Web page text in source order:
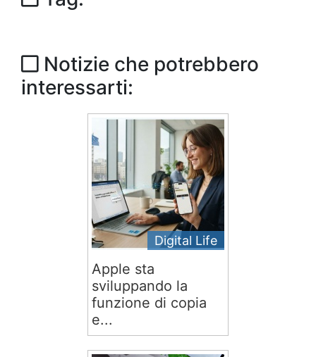
Notizie che potrebbero
interessarti:
Digital Life
Apple sta
sviluppando la
funzione di copia
e...